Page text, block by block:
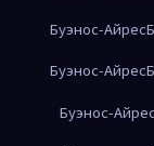
Буэнос-Айрес
Буэнос-Айрес
Буэнос-Айрес